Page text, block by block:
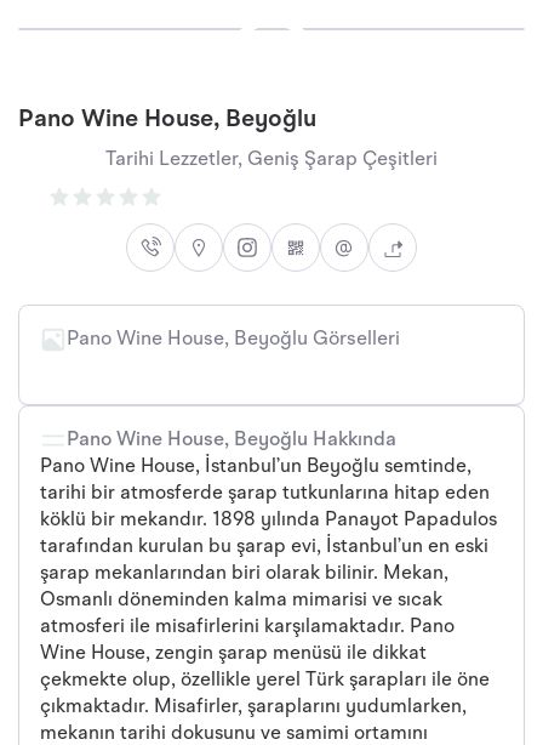
Pano Wine House, Beyoğlu
Tarihi Lezzetler, Geniş Şarap Çeşitleri
Pano Wine House, Beyoğlu Görselleri
Pano Wine House, Beyoğlu Hakkında
Pano Wine House, İstanbul’un Beyoğlu semtinde,
tarihi bir atmosferde şarap tutkunlarına hitap eden
köklü bir mekandır. 1898 yılında Panayot Papadulos
tarafından kurulan bu şarap evi, İstanbul’un en eski
şarap mekanlarından biri olarak bilinir. Mekan,
Osmanlı döneminden kalma mimarisi ve sıcak
atmosferi ile misafirlerini karşılamaktadır. Pano
Wine House, zengin şarap menüsü ile dikkat
çekmekte olup, özellikle yerel Türk şarapları ile öne
çıkmaktadır. Misafirler, şaraplarını yudumlarken,
mekanın tarihi dokusunu ve samimi ortamını